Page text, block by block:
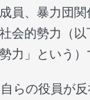
員、暴力団
会的勢力（
力」という）
自らの役員が